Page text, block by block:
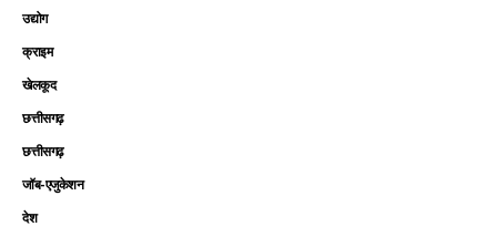
उद्योग
क्राइम
खेलकूद
छत्तीसगढ़
छत्तीसगढ़
जॉब-एजुकेशन
देश